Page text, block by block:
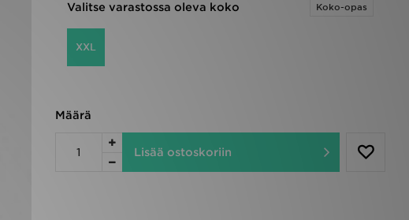
Valitse varastossa oleva koko Koko-opas
XXL
Määrä
Lisää ostoskoriin